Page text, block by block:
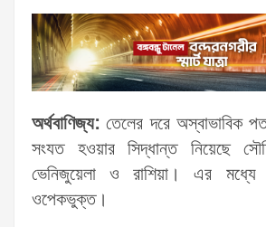
অর্থবাণিজ্য: তেলের দরে অস্বাভাবিক
সংযত হওয়ার সিদ্ধান্ত নিয়েছে
ভেনিজুয়েলা ও রাশিয়া। এর
ওপেকভুক্ত।